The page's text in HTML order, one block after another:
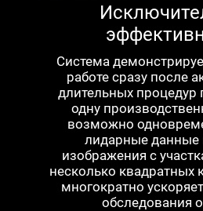
Система
работе сразу после
длительных процедур
одну
возможно
лидарные данные
изображения с
несколько квадратных
многократно
обследования